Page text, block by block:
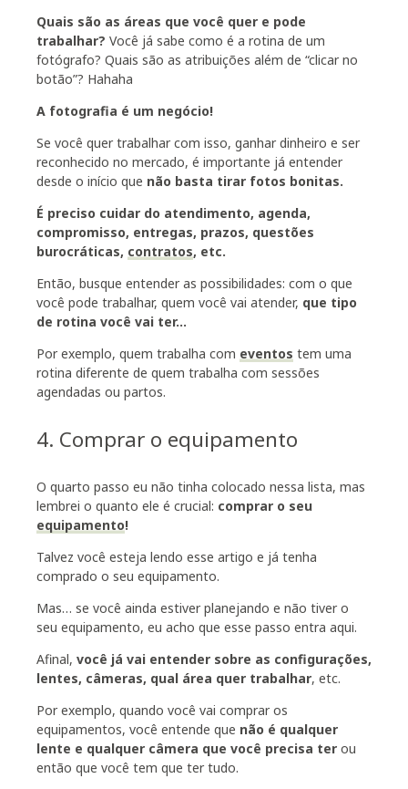
Quais são as áreas que você quer e pode
trabalhar? Você já sabe como é a rotina de um
fotógrafo? Quais são as atribuições além de “clicar no
botão”? Hahaha
A fotografia é um negócio!
Se você quer trabalhar com isso, ganhar dinheiro e ser
reconhecido no mercado, é importante já entender
desde o início que não basta tirar fotos bonitas.
É preciso cuidar do atendimento, agenda,
compromisso, entregas, prazos, questões
burocráticas, contratos, etc.
Então, busque entender as possibilidades: com o que
você pode trabalhar, quem você vai atender, que tipo
de rotina você vai ter…
Por exemplo, quem trabalha com eventos tem uma
rotina diferente de quem trabalha com sessões
agendadas ou partos.
4. Comprar o equipamento
O quarto passo eu não tinha colocado nessa lista, mas
lembrei o quanto ele é crucial: comprar o seu
equipamento!
Talvez você esteja lendo esse artigo e já tenha
comprado o seu equipamento.
Mas… se você ainda estiver planejando e não tiver o
seu equipamento, eu acho que esse passo entra aqui.
Afinal, você já vai entender sobre as configurações,
lentes, câmeras, qual área quer trabalhar, etc.
Por exemplo, quando você vai comprar os
equipamentos, você entende que não é qualquer
lente e qualquer câmera que você precisa ter ou
então que você tem que ter tudo.